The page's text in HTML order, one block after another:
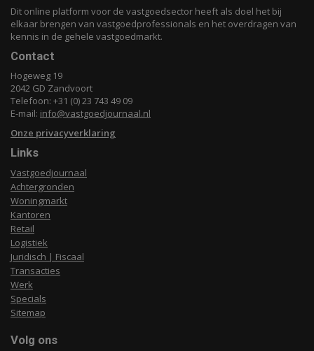
Dit online platform voor de vastgoedsector heeft als doel het bij
elkaar brengen van vastgoedprofessionals en het overdragen van
kennis in de gehele vastgoedmarkt.
Contact
Hogeweg 19
2042 GD Zandvoort
Telefoon: +31 (0) 23 743 49 09
E-mail: info@vastgoedjournaal.nl
Onze privacyverklaring
Links
Vastgoedjournaal
Achtergronden
Woningmarkt
Kantoren
Retail
Logistiek
Juridisch | Fiscaal
Transacties
Werk
Specials
Sitemap
Volg ons